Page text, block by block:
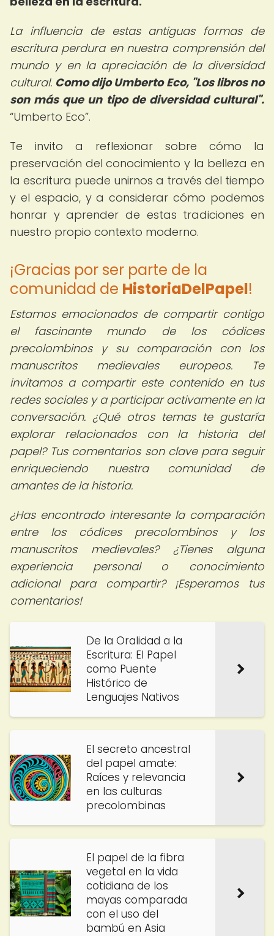
La influencia de estas antiguas formas de
escritura perdura en nuestra comprensión del
mundo y en la apreciación de la diversidad
cultural. Como dijo Umberto Eco, "Los libros no
son más que un tipo de diversidad cultural".
Umberto Eco .
Te invito a reflexionar sobre cómo la
preservación del conocimiento y la belleza en
la escritura puede unirnos a través del tiempo
y el espacio, y a considerar cómo podemos
honrar y aprender de estas tradiciones en
nuestro propio contexto moderno.
¡Gracias por ser parte de la
comunidad de HistoriaDelPapel!
Estamos emocionados de compartir contigo
el fascinante mundo de los códices
precolombinos y su comparación con los
manuscritos medievales europeos. Te
invitamos a compartir este contenido en tus
redes sociales y a participar activamente en la
conversación. ¿Qué otros temas te gustaría
explorar relacionados con la historia del
papel? Tus comentarios son clave para seguir
enriqueciendo nuestra comunidad de
amantes de la historia.
¿Has encontrado interesante la comparación
entre los códices precolombinos y los
manuscritos medievales? ¿Tienes alguna
experiencia personal o conocimiento
adicional para compartir? ¡Esperamos tus
comentarios!
De la Oralidad a la
Escritura: El Papel
como Puente
Histórico de
Lenguajes Nativos
El secreto ancestral
del papel amate:
Raíces y relevancia
en las culturas
precolombinas
El papel de la fibra
vegetal en la vida
cotidiana de los
mayas comparada
con el uso del
bambú en Asia